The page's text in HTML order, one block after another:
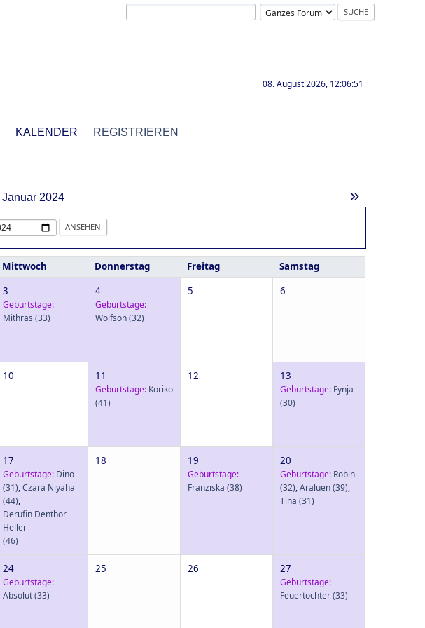
08. August 2026, 12:06:51
KALENDER REGISTRIEREN
»
Januar 2024
Mittwoch Donnerstag Freitag Samstag
3
Geburtstage:
Mithras (33)
4
Geburtstage:
Wolfson(32)
5 6
10 11
Geburtstage: Koriko
(41)
12 13
Geburtstage: Fynja
(30)
17
Geburtstage: Dino
(31),Czara Niyaha
(44),
Derufin Denthor
Heller
(46)
18 19
Geburtstage:
Franziska (38)
20
Geburtstage: Robin
(32),Araluen(39),
Tina (31)
24
Geburtstage:
Absolut(33)
25 26 27
Geburtstage:
Feuertochter(33)